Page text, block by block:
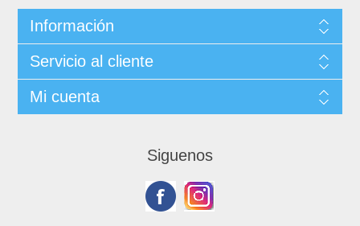
Información
Servicio al cliente
Mi cuenta
Siguenos